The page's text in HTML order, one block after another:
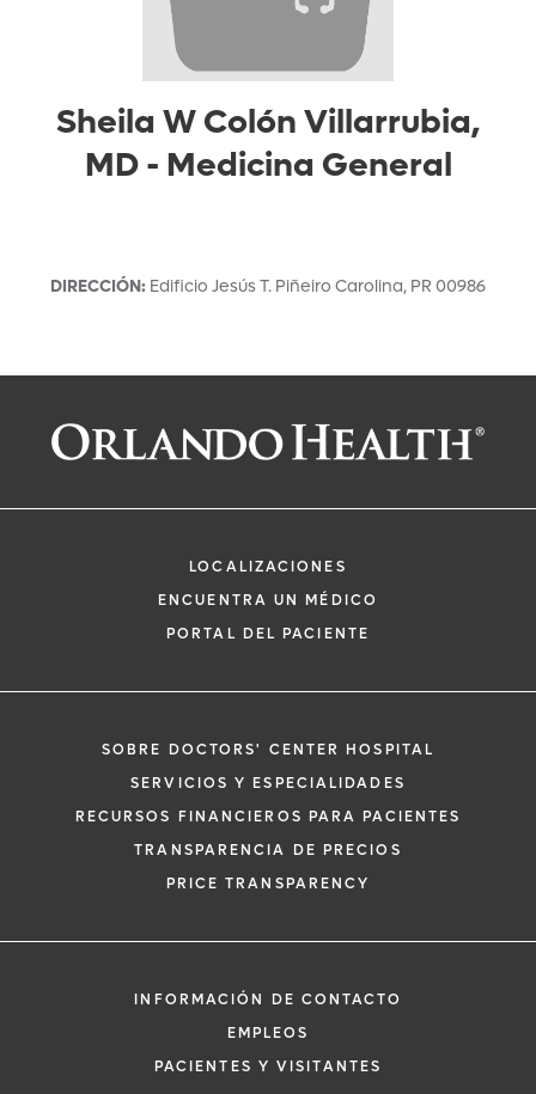
Sheila W Colón Villarrubia,
MD - Medicina General
DIRECCIÓN: Edificio Jesús T. Piñeiro Carolina, PR 00986
Solicitar una cita con:
Sheila W Colón Villarrubia, MD
Medicina General
*Si tiene una emergencia médica, llame
inmediato.
El siguiente formulario solo crea una
no una cita confirmada. Al completarlo,
representante se pondrá en contacto
información médica por correo
Orlando Health y sus afiliados.
LOCALIZACIONES
ENCUENTRA UN MÉDICO
PORTAL DEL PACIENTE
SOBRE DOCTORS' CENTER HOSPITAL
SERVICIOS Y ESPECIALIDADES
RECURSOS FINANCIEROS PARA PACIENTES
TRANSPARENCIA DE PRECIOS
PRICE TRANSPARENCY
INFORMACIÓN DE CONTACTO
EMPLEOS
PACIENTES Y VISITANTES